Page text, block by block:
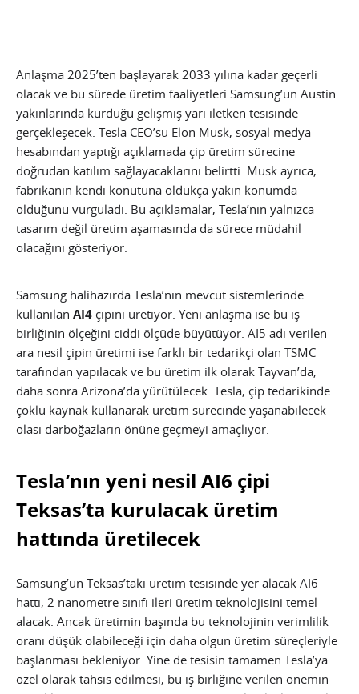
Anlaşma 2025’ten başlayarak 2033 yılına kadar geçerli
olacak ve bu sürede üretim faaliyetleri Samsung’un Austin
yakınlarında kurduğu gelişmiş yarı iletken tesisinde
gerçekleşecek. Tesla CEO’su Elon Musk, sosyal medya
hesabından yaptığı açıklamada çip üretim sürecine
doğrudan katılım sağlayacaklarını belirtti. Musk ayrıca,
fabrikanın kendi konutuna oldukça yakın konumda
olduğunu vurguladı. Bu açıklamalar, Tesla’nın yalnızca
tasarım değil üretim aşamasında da sürece müdahil
olacağını gösteriyor.
Samsung halihazırda Tesla’nın mevcut sistemlerinde
kullanılan AI4 çipini üretiyor. Yeni anlaşma ise bu iş
birliğinin ölçeğini ciddi ölçüde büyütüyor. AI5 adı verilen
ara nesil çipin üretimi ise farklı bir tedarikçi olan TSMC
tarafından yapılacak ve bu üretim ilk olarak Tayvan’da,
daha sonra Arizona’da yürütülecek. Tesla, çip tedarikinde
çoklu kaynak kullanarak üretim sürecinde yaşanabilecek
olası darboğazların önüne geçmeyi amaçlıyor.
Tesla’nın yeni nesil AI6 çipi
Teksas’ta kurulacak üretim
hattında üretilecek
Samsung’un Teksas’taki üretim tesisinde yer alacak AI6
hattı, 2 nanometre sınıfı ileri üretim teknolojisini temel
alacak. Ancak üretimin başında bu teknolojinin verimlilik
oranı düşük olabileceği için daha olgun üretim süreçleriyle
başlanması bekleniyor. Yine de tesisin tamamen Tesla’ya
özel olarak tahsis edilmesi, bu iş birliğine verilen önemin